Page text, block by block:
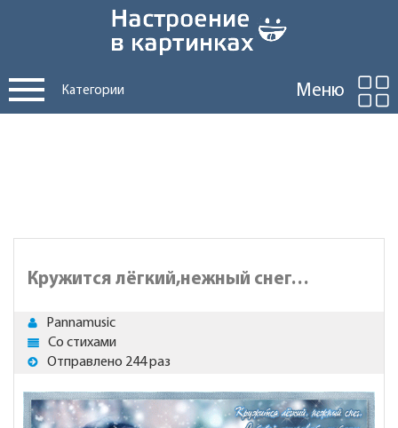
Категории Меню
Кружится лёгкий,нежный снег…
Pannamusic
Со стихами
Отправлено 244 раз